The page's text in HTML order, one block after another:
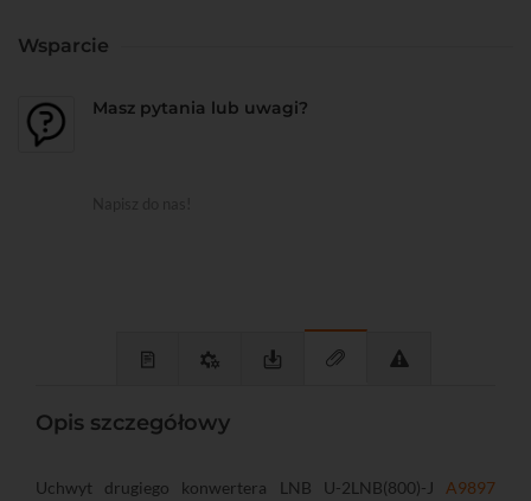
Wsparcie
Masz pytania lub uwagi?
Opis szczegółowy
Uchwyt drugiego konwertera LNB U-2LNB(800)-J A9897